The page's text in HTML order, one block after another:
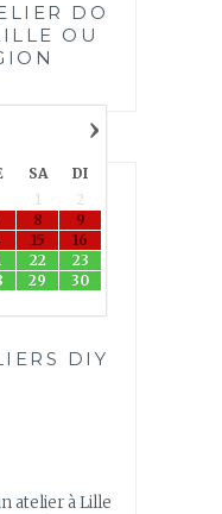
DO
OU
›
SA
DI
1
2
8
9
15
16
22
23
29
30
DIY
atelier à Lille